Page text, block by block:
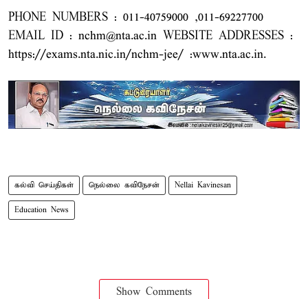
PHONE NUMBERS : 011-40759000 ,011-69227700
EMAIL ID : nchm@nta.ac.in WEBSITE ADDRESSES :
https://exams.nta.nic.in/nchm-jee/ :www.nta.ac.in.
கல்வி செய்திகள் நெல்லை கவிநேசன் Nellai Kavinesan
Education News
Show Comments